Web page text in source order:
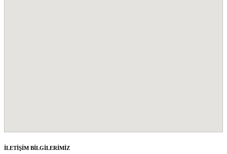
İLETİŞİM BİLGİLERİMİZ